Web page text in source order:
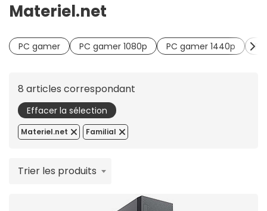
Materiel.net
PC gamer PC gamer 1080p PC gamer 1440p
8 articles correspondant
Effacer la sélection
Materiel.net Familial
Trier les produits